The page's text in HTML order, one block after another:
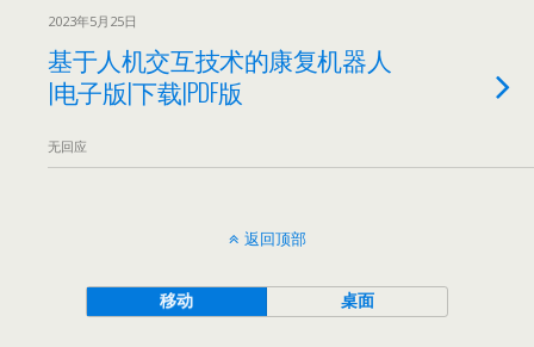
2023年5月25日
基于人机交互技术的康复机器人
|电子版|下载|PDF版
无回应
返回顶部
移动 桌面